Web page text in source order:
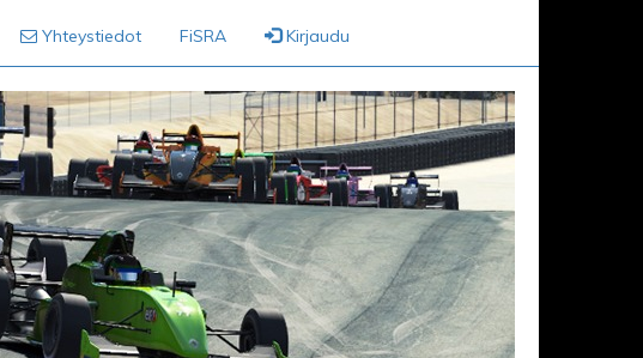
Yhteystiedot FiSRA Kirjaudu